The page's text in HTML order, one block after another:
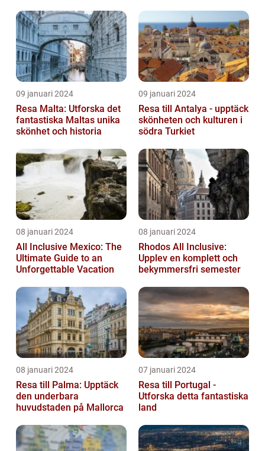
09 januari 2024
Resa Malta: Utforska det
fantastiska Maltas unika
skönhet och historia
09 januari 2024
Resa till Antalya - upptäck
skönheten och kulturen i
södra Turkiet
08 januari 2024
All Inclusive Mexico: The
Ultimate Guide to an
Unforgettable Vacation
08 januari 2024
Rhodos All Inclusive:
Upplev en komplett och
bekymmersfri semester
08 januari 2024
Resa till Palma: Upptäck
den underbara
huvudstaden på Mallorca
07 januari 2024
Resa till Portugal -
Utforska detta fantastiska
land